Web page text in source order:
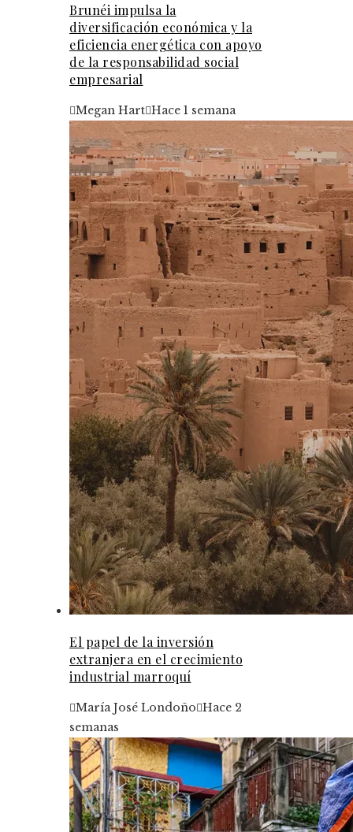
Brunéi impulsa la
diversificación económica y la
eficiencia energética con apoyo
de la responsabilidad social
empresarial
Megan Hart Hace 1 semana
El papel de la inversión
extranjera en el crecimiento
industrial marroquí
María José Londoño Hace 2
semanas